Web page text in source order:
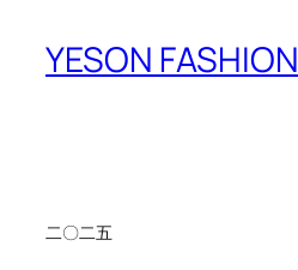
YESON FASHION
二〇二五